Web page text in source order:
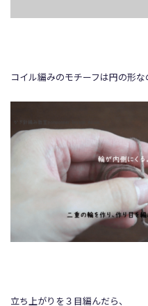
コイル編みのモチーフは円の形な
立ち上がりを３目編んだら、